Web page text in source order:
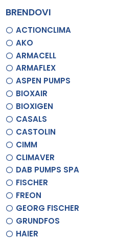
BRENDOVI
ACTIONCLIMA
AKO
ARMACELL
ARMAFLEX
ASPEN PUMPS
BIOXAIR
BIOXIGEN
CASALS
CASTOLIN
CIMM
CLIMAVER
DAB PUMPS SPA
FISCHER
FREON
GEORG FISCHER
GRUNDFOS
HAIER